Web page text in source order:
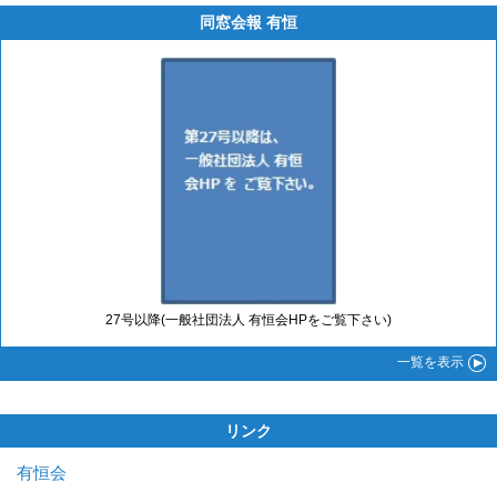
同窓会報 有恒
27号以降(一般社団法人 有恒会HPをご覧下さい)
一覧を表示
リンク
有恒会